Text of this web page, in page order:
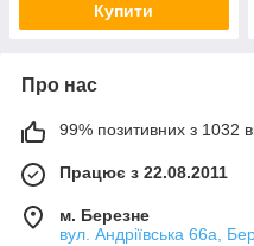
Купити
Про нас
99% позитивних з 1032
Працює з 22.08.2011
м. Березне
вул. Андріївська 66а,